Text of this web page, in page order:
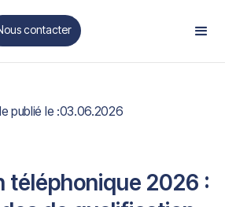
contacter
publié le :03.06.2026
téléphonique 2026 :